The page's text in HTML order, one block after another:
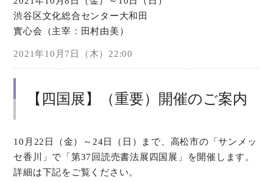
渋谷区文化総合センター大和田
實心会（主宰：田村由美）
2021年10月7日（木）22:00
【四国展】（重要）開催のご案内
10月22日（金）～24日（日）まで、高松市の「サンメッ
セ香川」で「第37回読売書法展四国展」を開催します。
詳細は下記をご覧ください。